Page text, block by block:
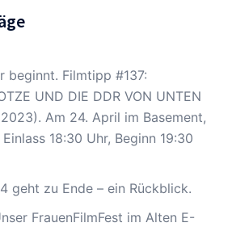
beginnt. Filmtipp #137:
UND DIE DDR VON UNTEN
Am 24. April im Basement,
18:30 Uhr, Beginn 19:30
geht zu Ende – ein Rückblick.
FrauenFilmFest im Alten E-